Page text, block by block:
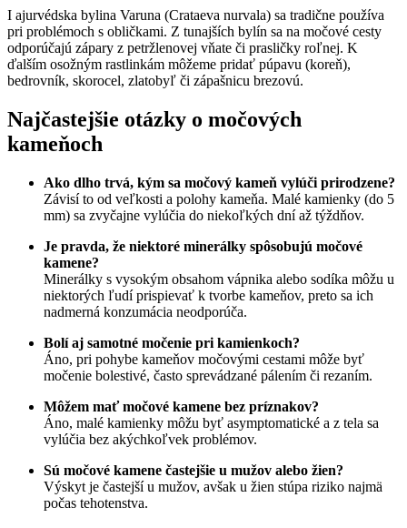
I ajurvédska bylina Varuna (Crataeva nurvala) sa tradične používa
pri problémoch s obličkami. Z tunajších bylín sa na močové cesty
odporúčajú zápary z petržlenovej vňate či prasličky roľnej. K
ďalším osožným rastlinkám môžeme pridať púpavu (koreň),
bedrovník, skorocel, zlatobyľ či zápašnicu brezovú.
Najčastejšie otázky o močových
kameňoch
Ako dlho trvá, kým sa močový kameň vylúči prirodzene?
Závisí to od veľkosti a polohy kameňa. Malé kamienky (do 5
mm) sa zvyčajne vylúčia do niekoľkých dní až týždňov.
Je pravda, že niektoré minerálky spôsobujú močové
kamene?
Minerálky s vysokým obsahom vápnika alebo sodíka môžu u
niektorých ľudí prispievať k tvorbe kameňov, preto sa ich
nadmerná konzumácia neodporúča.
Bolí aj samotné močenie pri kamienkoch?
Áno, pri pohybe kameňov močovými cestami môže byť
močenie bolestivé, často sprevádzané pálením či rezaním.
Môžem mať močové kamene bez príznakov?
Áno, malé kamienky môžu byť asymptomatické a z tela sa
vylúčia bez akýchkoľvek problémov.
Sú močové kamene častejšie u mužov alebo žien?
Výskyt je častejší u mužov, avšak u žien stúpa riziko najmä
počas tehotenstva.